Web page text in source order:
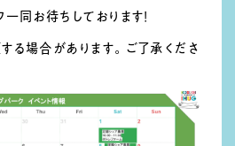
同お待ちしております！
る場合があります。ご了承くださ